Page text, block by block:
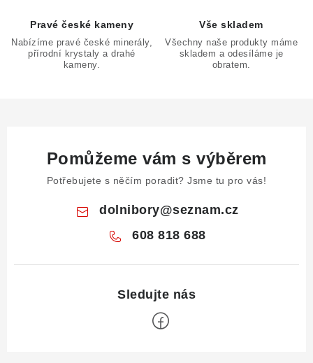
s
Pravé české kameny
Nabízíme pravé české minerály,
přírodní krystaly a drahé
kameny.
Vše skladem
Všechny naše produkty máme
skladem a odesíláme je
obratem.
Pomůžeme vám s výběrem
Potřebujete s něčím poradit? Jsme tu pro vás!
dolnibory@seznam.cz
608 818 688